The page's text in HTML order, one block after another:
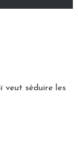
veut séduire les